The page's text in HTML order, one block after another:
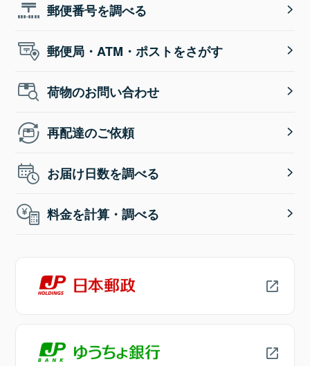
郵便番号を調べる
郵便局・ATM・ポストをさがす
荷物のお問い合わせ
再配達のご依頼
お届け日数を調べる
料金を計算・調べる